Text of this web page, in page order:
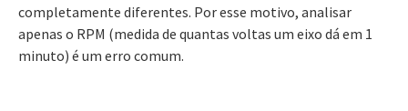
completamente diferentes. Por esse motivo, analisar
apenas o RPM (medida de quantas voltas um eixo dá em 1
minuto) é um erro comum.